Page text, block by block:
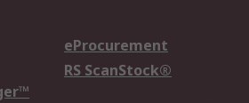
eProcurement
RS ScanStock®